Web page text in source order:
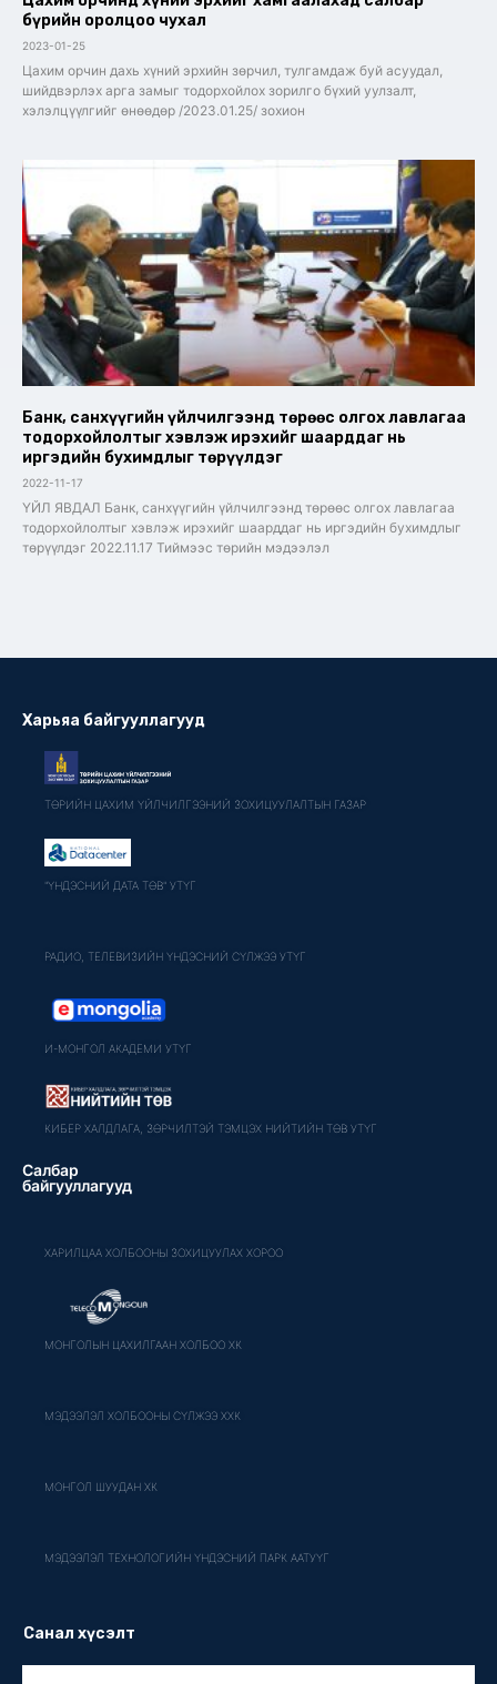
бүрийн оролцоо чухал
2023-01-25
Цахим орчин дахь хүний эрхийн зөрчил, тулгамдаж буй асуудал,
шийдвэрлэх арга замыг тодорхойлох зорилго бүхий уулзалт,
хэлэлцүүлгийг өнөөдөр /2023.01.25/ зохион
Банк, санхүүгийн үйлчилгээнд төрөөс олгох лавлагаа
тодорхойлолтыг хэвлэж ирэхийг шаарддаг нь
иргэдийн бухимдлыг төрүүлдэг
2022-11-17
ҮЙЛ ЯВДАЛ Банк, санхүүгийн үйлчилгээнд төрөөс олгох лавлагаа
тодорхойлолтыг хэвлэж ирэхийг шаарддаг нь иргэдийн бухимдлыг
төрүүлдэг 2022.11.17 Тиймээс төрийн мэдээлэл
Харьяа байгууллагууд
ТӨРИЙН ЦАХИМ ҮЙЛЧИЛГЭЭНИЙ ЗОХИЦУУЛАЛТЫН ГАЗАР
"ҮНДЭСНИЙ ДАТА ТӨВ" УТҮГ
РАДИО, ТЕЛЕВИЗИЙН ҮНДЭСНИЙ СҮЛЖЭЭ УТҮГ
И-МОНГОЛ АКАДЕМИ УТҮГ
КИБЕР ХАЛДЛАГА, ЗӨРЧИЛТЭЙ ТЭМЦЭХ НИЙТИЙН ТӨВ УТҮГ
Салбар
байгууллагууд
ХАРИЛЦАА ХОЛБООНЫ ЗОХИЦУУЛАХ ХОРОО
МОНГОЛЫН ЦАХИЛГААН ХОЛБОО ХК
МЭДЭЭЛЭЛ ХОЛБООНЫ СҮЛЖЭЭ ХХК
МОНГОЛ ШУУДАН ХК
МЭДЭЭЛЭЛ ТЕХНОЛОГИЙН ҮНДЭСНИЙ ПАРК ААТУҮГ
Санал хүсэлт